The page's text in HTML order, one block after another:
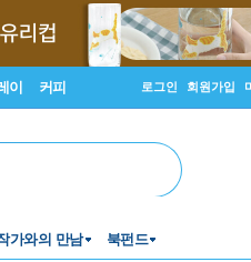
이 커피 로그인 회원가입
가와의 만남 북펀드